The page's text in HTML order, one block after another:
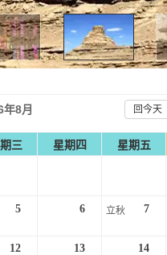
年8月 回今天
三 星期四 星期五
5 6 立秋 7
12
13
14